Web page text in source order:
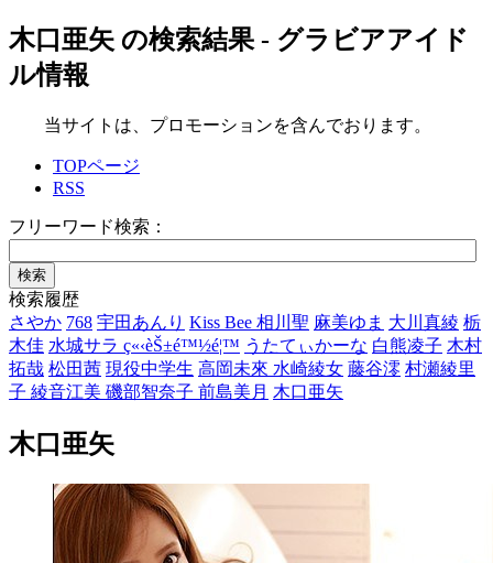
木口亜矢 の検索結果 - グラビアアイド
ル情報
当サイトは、プロモーションを含んでおります。
TOPページ
RSS
フリーワード検索：
検索履歴
さやか 768 宇田あんり Kiss Bee 相川聖 麻美ゆま 大川真綾 栃
木佳 水城サラ ç«‹èŠ±é™½é¦™ うたてぃかーな 白熊凌子 木村
拓哉 松田茜 現役中学生 高岡未來 水崎綾女 藤谷澪 村瀬綾里
子 綾音江美 磯部智奈子 前島美月 木口亜矢
木口亜矢